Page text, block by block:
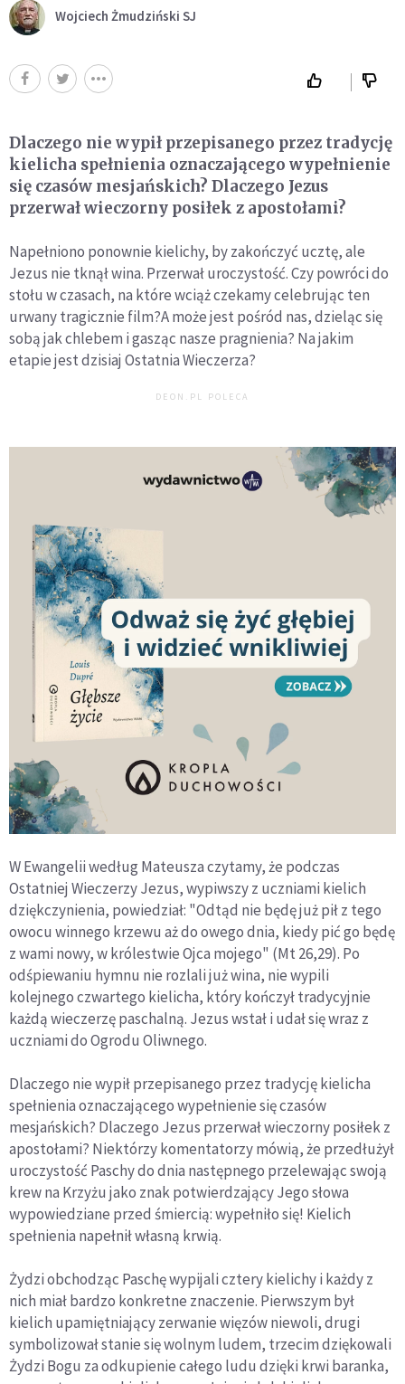
Wojciech Żmudziński SJ
Dlaczego nie wypił przepisanego przez tradycję
kielicha spełnienia oznaczającego wypełnienie
się czasów mesjańskich? Dlaczego Jezus
przerwał wieczorny posiłek z apostołami?
Napełniono ponownie kielichy, by zakończyć ucztę, ale
Jezus nie tknął wina. Przerwał uroczystość. Czy powróci do
stołu w czasach, na które wciąż czekamy celebrując ten
urwany tragicznie film?A może jest pośród nas, dzieląc się
sobą jak chlebem i gasząc nasze pragnienia? Na jakim
etapie jest dzisiaj Ostatnia Wieczerza?
DEON.PL POLECA
W Ewangelii według Mateusza czytamy, że podczas
Ostatniej Wieczerzy Jezus, wypiwszy z uczniami kielich
dziękczynienia, powiedział: "Odtąd nie będę już pił z tego
owocu winnego krzewu aż do owego dnia, kiedy pić go będę
z wami nowy, w królestwie Ojca mojego" (Mt 26,29). Po
odśpiewaniu hymnu nie rozlali już wina, nie wypili
kolejnego czwartego kielicha, który kończył tradycyjnie
każdą wieczerzę paschalną. Jezus wstał i udał się wraz z
uczniami do Ogrodu Oliwnego.
Dlaczego nie wypił przepisanego przez tradycję kielicha
spełnienia oznaczającego wypełnienie się czasów
mesjańskich? Dlaczego Jezus przerwał wieczorny posiłek z
apostołami? Niektórzy komentatorzy mówią, że przedłużył
uroczystość Paschy do dnia następnego przelewając swoją
krew na Krzyżu jako znak potwierdzający Jego słowa
wypowiedziane przed śmiercią: wypełniło się! Kielich
spełnienia napełnił własną krwią.
Żydzi obchodząc Paschę wypijali cztery kielichy i każdy z
nich miał bardzo konkretne znaczenie. Pierwszym był
kielich upamiętniający zerwanie więzów niewoli, drugi
symbolizował stanie się wolnym ludem, trzecim dziękowali
Żydzi Bogu za odkupienie całego ludu dzięki krwi baranka,